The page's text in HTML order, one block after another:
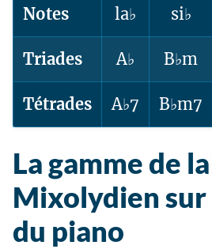
Notes la♭ si♭
Triades A♭ B♭m
Tétrades A♭7 B♭m7
La gamme de
Mixolydien
du piano